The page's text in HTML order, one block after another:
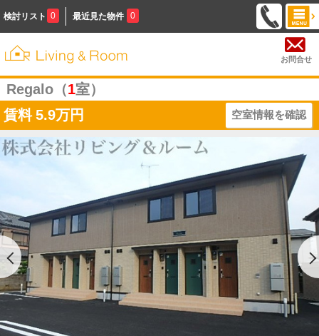
検討リスト 0 最近見た物件 0
お問合せ
Regalo（1室）
賃料 5.9万円 空室情報を確認